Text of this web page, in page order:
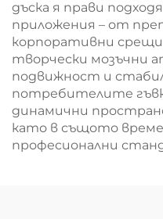
дъска я прави
приложения – от
корпоративни
творчески мозъчни
подвижност и
потребителите
динамични
като в същото
професионални